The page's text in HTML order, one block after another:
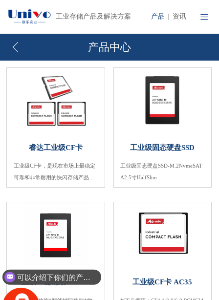
工业存储产品及解决方案 产品 资讯
产品中心
睿达工业级CF卡
工业级CF卡，是现在市场上最稳定
可靠和非常耐用的快闪存储产品，
产品选用最高品质的SLC/MLCNand
Flash。CF卡被广泛用于工业电脑、
网络安全等系统中取代硬盘。适合
需求数据完好和100%正常运作时间
的使用。从1995年开始，CF的外观
形状尺寸一直沿用到现在，它体积
小，易插拔，坚固耐用，非常符合
嵌入式的快闪存储需求。
工业级固态硬盘SSD
工业级固态硬盘SSD-M.2NvmeSAT
A2.5寸HalfSlim
工业级一键销毁SSD ST50 工业级CF卡 AC35